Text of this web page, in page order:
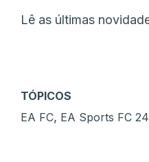
Lê as últimas
TÓPICOS
EA FC, EA Sports FC 24